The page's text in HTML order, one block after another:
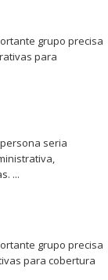
grupo precisa
para
seria
...
grupo precisa
para cobertura